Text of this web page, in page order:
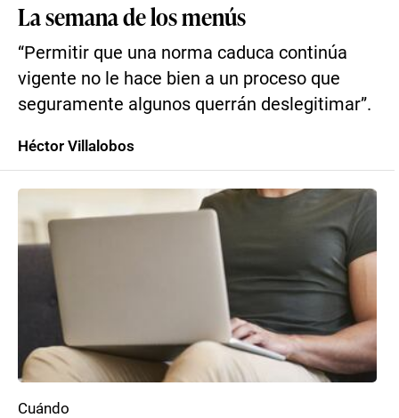
La semana de los menús
“Permitir que una norma caduca continúa
vigente no le hace bien a un proceso que
seguramente algunos querrán deslegitimar”.
Héctor Villalobos
Cuándo